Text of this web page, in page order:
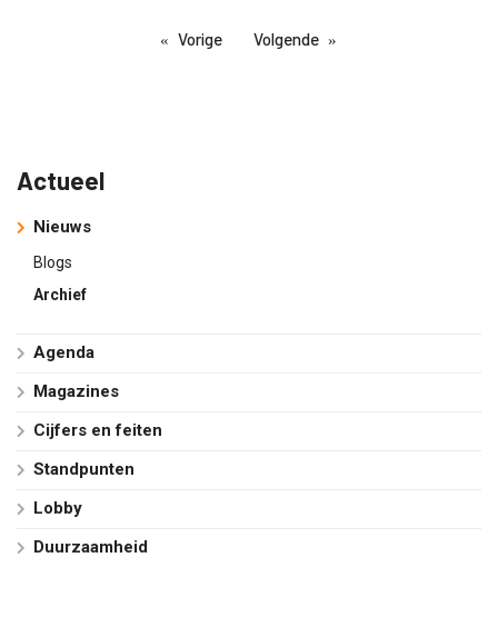
Vorige Volgende
Actueel
Nieuws
Blogs
Archief
Agenda
Magazines
Cijfers en feiten
Standpunten
Lobby
Duurzaamheid